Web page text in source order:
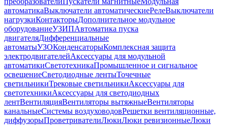
автоматикаВыключатели автоматическиеРелеВыключатели
нагрузкиКонтакторыДополнительное модульное
оборудованиеУЗИПАвтоматика пуска
двигателяДифференциальные
автоматыУЗОКонденсаторыКомплексная защита
электродвигателейАксессуары для модульной
автоматикиСветотехникаПромышленное и сигнальное
освещениеСветодиодные лентыТочечные
светильникиТрековые светильникиАксессуары для
светотехникиАксессуары для светодиодных
лентВентиляцияВентиляторы вытяжныеВентиляторы
канальныеСистемы воздуховодовРешетки вентиляционные,
диффузорыПроветривателиЛюкиЛюки ревизионныеЛюки